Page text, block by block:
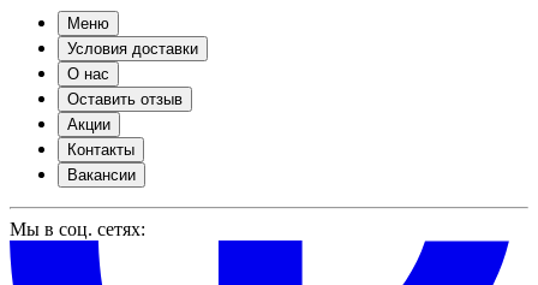
Меню
Условия доставки
О нас
Оставить отзыв
Акции
Контакты
Вакансии
Мы в соц. сетях: